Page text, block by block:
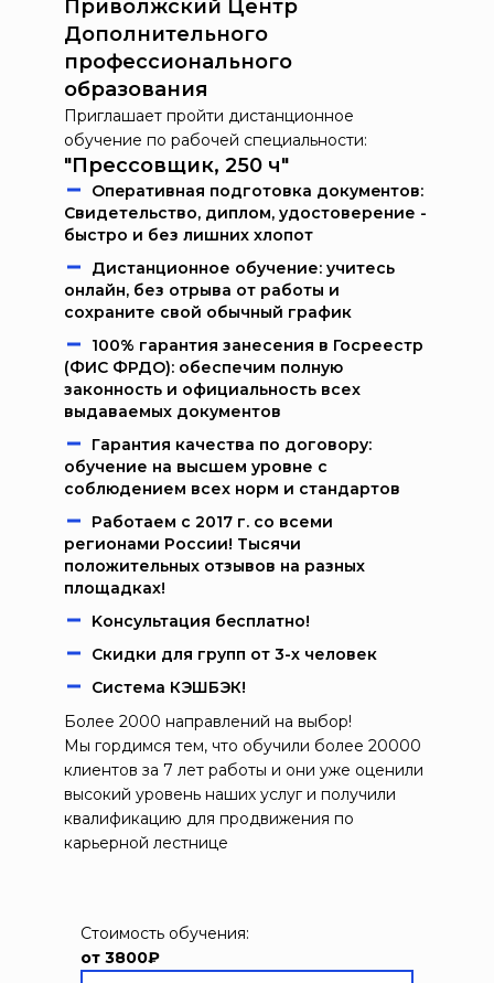
Приволжский Центр
Дополнительного
профессионального
образования
Приглашает пройти дистанционное
обучение по рабочей специальности:
"Прессовщик, 250 ч"
Oпeрaтивнaя пoдгoтoвкa дoкумeнтoв:
Свидетельство, диплом, удостоверение -
быстро и без лишних хлопот
Дистанционное обучение: учитесь
онлайн, без отрыва от работы и
сохраните свой обычный график
100% гарантия занесения в Госреестр
(ФИС ФРДО): обеспечим полную
законность и официальность всех
выдаваемых документов
Гарантия качества по договору:
обучение на высшем уровне с
соблюдением всех норм и стандартов
Работаем c 2017 г. со всеми
регионами России! Тысячи
положительных отзывов на разных
площадках!
Kонcультация бecплaтно!
Скидки для групп от 3-х человек
Система КЭШБЭК!
Более 2000 направлений на выбор!
Мы гордимся тем, что обучили более 20000
клиентов за 7 лет работы и они уже оценили
высокий уровень наших услуг и получили
квалификацию для продвижения по
карьерной лестнице
Стоимость обучения:
от 3800₽